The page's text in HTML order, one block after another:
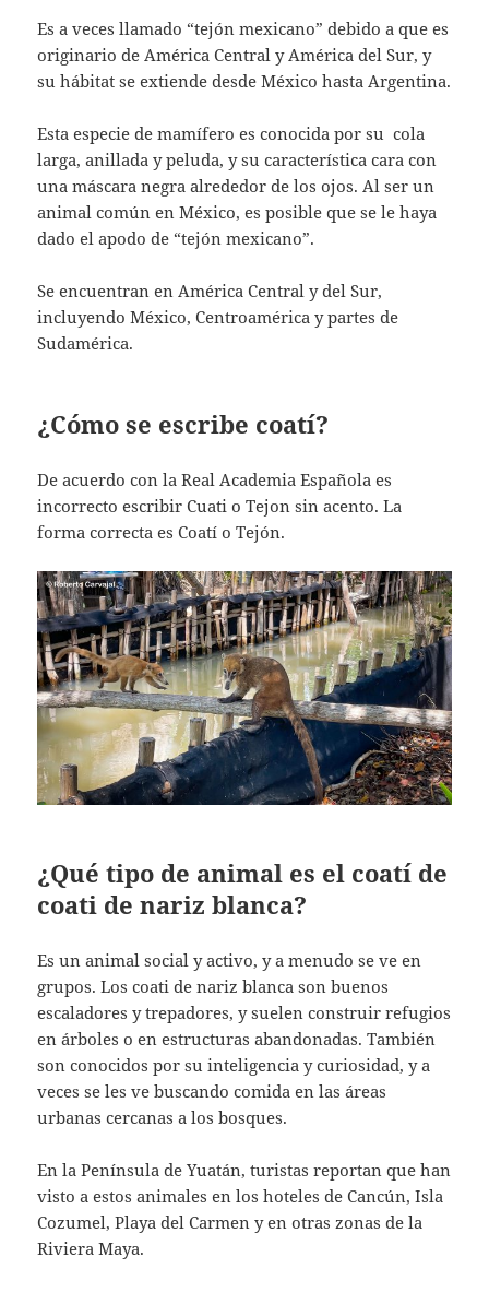
Es a veces llamado “tejón mexicano” debido a que es
originario de América Central y América del Sur, y
su hábitat se extiende desde México hasta Argentina.
Esta especie de mamífero es conocida por su cola
larga, anillada y peluda, y su característica cara con
una máscara negra alrededor de los ojos. Al ser un
animal común en México, es posible que se le haya
dado el apodo de “tejón mexicano”.
Se encuentran en América Central y del Sur,
incluyendo México, Centroamérica y partes de
Sudamérica.
¿Cómo se escribe coatí?
De acuerdo con la Real Academia Española es
incorrecto escribir Cuati o Tejon sin acento. La
forma correcta es Coatí o Tejón.
¿Qué tipo de animal es el coatí de
coati de nariz blanca?
Es un animal social y activo, y a menudo se ve en
grupos. Los coati de nariz blanca son buenos
escaladores y trepadores, y suelen construir refugios
en árboles o en estructuras abandonadas. También
son conocidos por su inteligencia y curiosidad, y a
veces se les ve buscando comida en las áreas
urbanas cercanas a los bosques.
En la Península de Yuatán, turistas reportan que han
visto a estos animales en los hoteles de Cancún, Isla
Cozumel, Playa del Carmen y en otras zonas de la
Riviera Maya.